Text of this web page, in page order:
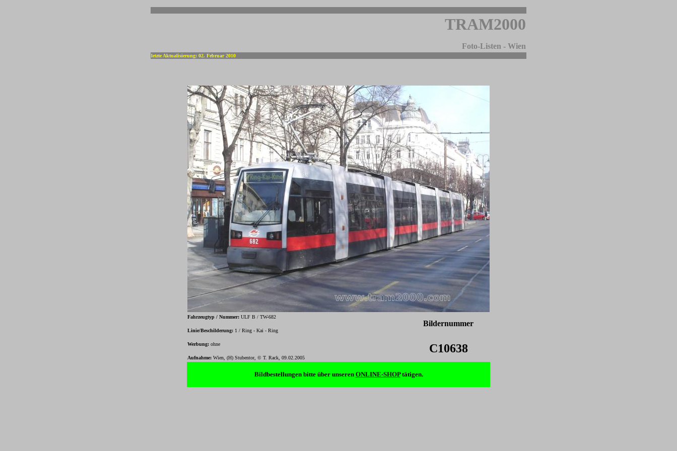
TRAM2000
Foto-Listen - Wien
letzte Aktualisierung: 02. Februar 2010
Fahrzeugtyp / Nummer: ULF B / TW-682
Linie/Beschilderung: 1 / Ring - Kai - Ring
Werbung: ohne
Aufnahme: Wien, (H) Stubentor, © T. Rack, 09.02.2005
Bildernummer
C10638
Bildbestellungen bitte über unseren ONLINE-SHOPtätigen.